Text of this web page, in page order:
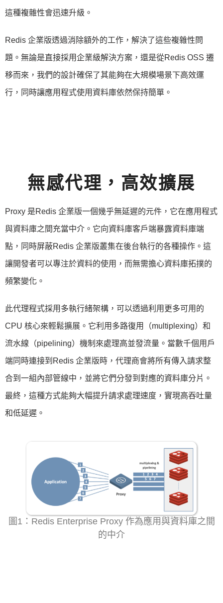
這種複雜性會迅速升級。
Redis 企業版透過消除額外的工作，解決了這些複雜性問
題。無論是直接採用企業級解決方案，還是從Redis OSS 遷
移而來，我們的設計確保了其能夠在大規模場景下高效運
行，同時讓應用程式使用資料庫依然保持簡單。
無感代理，高效擴展
Proxy 是Redis 企業版一個幾乎無延遲的元件，它在應用程式
與資料庫之間充當中介。它向資料庫客戶端暴露資料庫端
點，同時屏蔽Redis 企業版叢集在後台執行的各種操作。這
讓開發者可以專注於資料的使用，而無需擔心資料庫拓撲的
頻繁變化。
此代理程式採用多執行緒架構，可以透過利用更多可用的
CPU 核心來輕鬆擴展。它利用多路復用（multiplexing）和
流水線（pipelining）機制來處理高並發流量。當數千個用戶
端同時連接到Redis 企業版時，代理商會將所有傳入請求整
合到一組內部管線中，並將它們分發到對應的資料庫分片。
最終，這種方式能夠大幅提升請求處理速度，實現高吞吐量
和低延遲。
圖1：Redis Enterprise Proxy 作為應用與資料庫之間
的中介